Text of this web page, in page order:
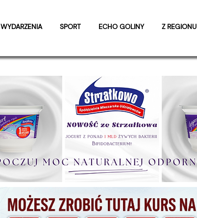
WYDARZENIA SPORT ECHO GOLINY Z REGIONU